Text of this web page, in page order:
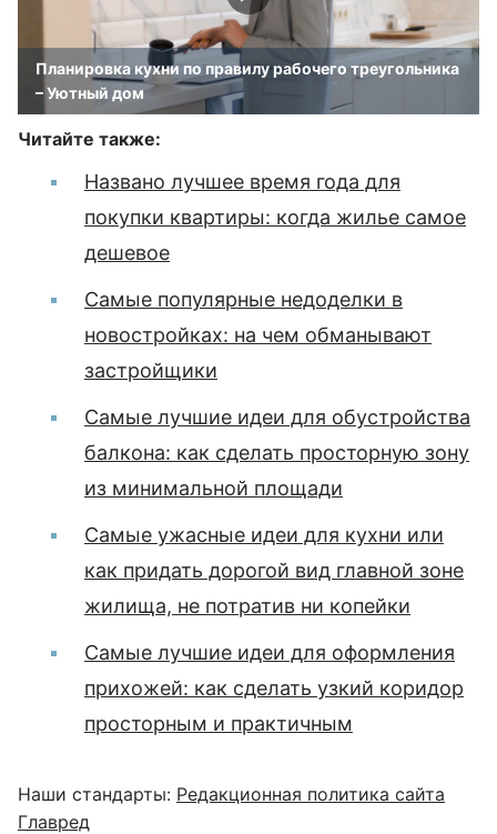
Планировка кухни по правилу рабочего треугольника
– Уютный дом
Читайте также:
Названо лучшее время года для
покупки квартиры: когда жилье самое
дешевое
Самые популярные недоделки в
новостройках: на чем обманывают
застройщики
Самые лучшие идеи для обустройства
балкона: как сделать просторную зону
из минимальной площади
Самые ужасные идеи для кухни или
как придать дорогой вид главной зоне
жилища, не потратив ни копейки
Самые лучшие идеи для оформления
прихожей: как сделать узкий коридор
просторным и практичным
Наши стандарты: Редакционная политика сайта
Главред